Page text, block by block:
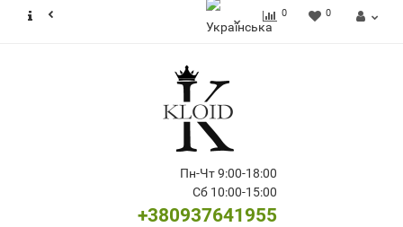
0 0
Пн-Чт 9:00-18:00
Сб 10:00-15:00
+380937641955